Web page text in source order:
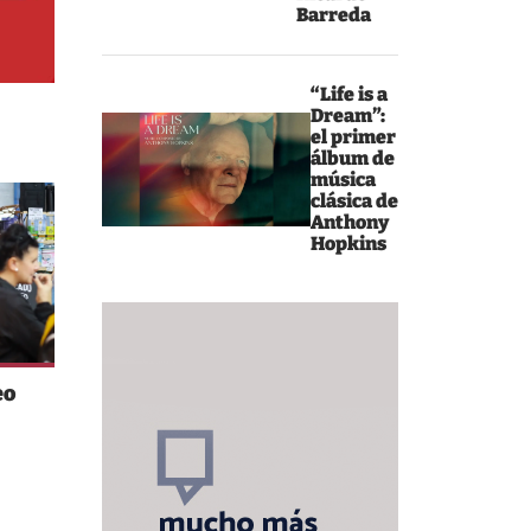
Barreda
“Life is a
Dream”:
el primer
álbum de
música
clásica de
Anthony
Hopkins